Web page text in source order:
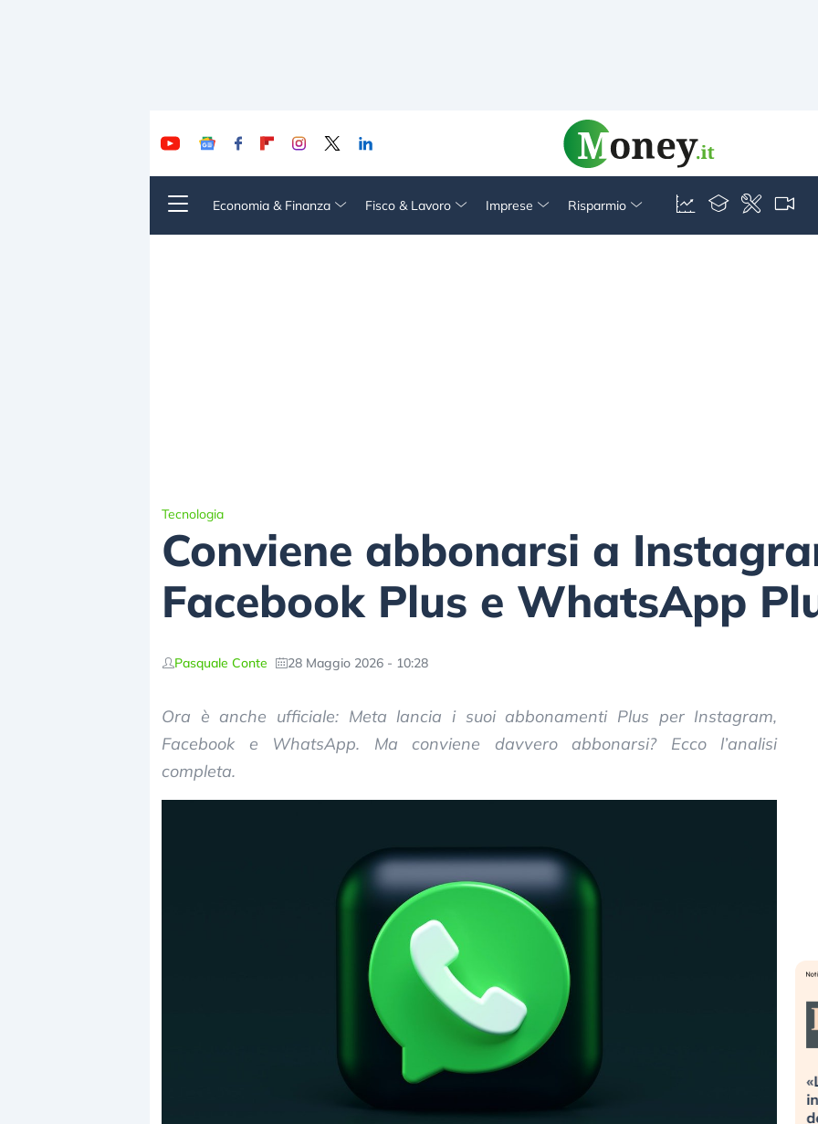
Economia & Finanza Fisco & Lavoro Imprese Risparmio
Tecnologia
Conviene abbonarsi a
Facebook Plus e WhatsApp
Pasquale Conte 28 Maggio 2026 - 10:28
Ora è anche ufficiale: Meta lancia i suoi abbonamenti Plus per Instagram,
Facebook e WhatsApp. Ma conviene davvero abbonarsi? Ecco l’analisi
completa.
Dalle valutazioni estreme alla
repricing degli asset?
«La mia vita è rovinata». Investitori